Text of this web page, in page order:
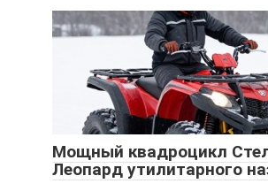
Мощный квадроцикл
Леопард утилитарного